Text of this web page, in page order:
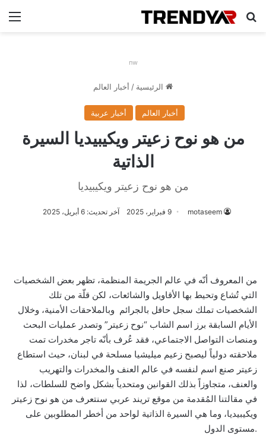
بحث عن
nw
الرئيسية / أخبار العالم
أخبار العالم أخبار عربية
من هو نوح زعيتر ويكيبيديا السيرة
الذاتية
من هو نوح زعيتر ويكيبيديا
motaseem 9 فبراير، 2025 آخر تحديث: 6 أبريل، 2025
من المعروف أنّه في عالم الجريمة المنظمة، تظهر بعض الشخصيات
التي تُشاع وتحيط بها الأقاويل والشائعات، لكن قلّة من تلك
الشخصيات تملك سجل حافل بالجرائم وبالملاحقات الأمنية، وخلال
الأيام السابقة برز اسم الشاب “نوح زعيتر” وتصدر عمليات البحث
ومنصات التواصل الاجتماعي، فقد عُرف بأنّه تاجر مخدرات تمت
ملاحقته دولياً ليصبح زعيم ميليشيا مسلحة في لبنان، حيث استطاع
زعيتر صنع اسم لنفسه في عالم العنف والمخدرات والتهريب
والعنف، متجاوزاً بذلك القوانين ومتحدياً بشكل واضح للسلطات، لذا
في مقالتنا المُقدمة من موقع تريند عربي سنتعرف من هو نوح زعيتر
ويكيبيديا، وما هي السيرة الذاتية لواحد من أخطر المطلوبين على
مستوى الدول.